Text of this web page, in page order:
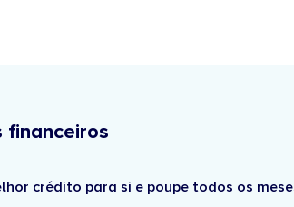
financeiros
crédito para si e poupe todos os